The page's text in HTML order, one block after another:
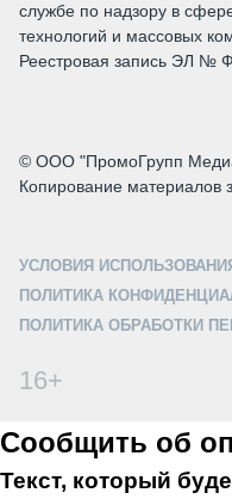
службе по надзору в
технологий и массовых
Реестровая запись ЭЛ №
© ООО "ПромоГрупп
Копирование материалов
УСЛОВИЯ
ПОЛИТИКА
ПОЛИТИКА ОБРАБОТКИ
16+
Сообщить об
Текст, который